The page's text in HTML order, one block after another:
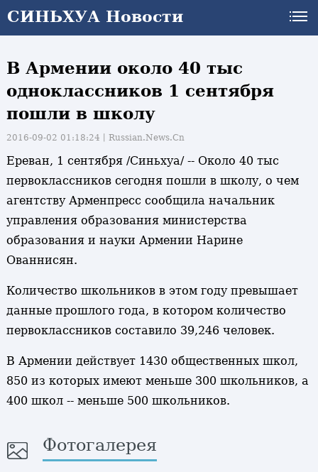
СИНЬХУА Новости
В Армении около 40 тыс
одноклассников 1 сентября
пошли в школу
2016-09-02 01:18:24丨 Russian.News.Cn
Ереван, 1 сентября /Синьхуа/ -- Около 40 тыс
первоклассников сегодня пошли в школу, о чем
агентству Арменпресс сообщила начальник
управления образования министерства
образования и науки Армении Нарине
Ованнисян.
Количество школьников в этом году превышает
данные прошлого года, в котором количество
первоклассников составило 39,246 человек.
В Армении действует 1430 общественных школ,
850 из которых имеют меньше 300 школьников, а
400 школ -- меньше 500 школьников.
Фотогалерея